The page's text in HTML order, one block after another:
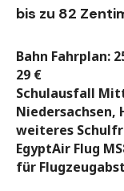
bis zu 82
Bahn Fahrplan:
29 €
Schulausfall
Niedersachsen,
weiteres
EgyptAir Flug
für